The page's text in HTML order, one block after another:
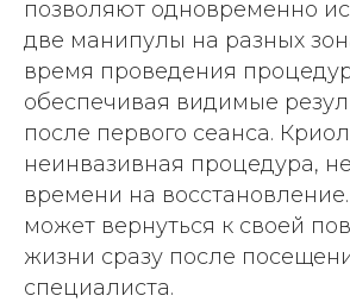
СКИДКИ ПРИ
позволяют одновременно
две манипулы на разных
время проведения
обеспечивая видимые
после первого сеанса.
неинвазивная процедура,
времени на
может вернуться к своей
жизни сразу после
специалиста.